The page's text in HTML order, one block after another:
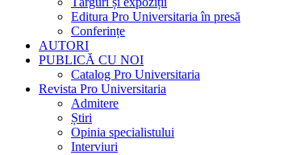
Editura Pro Universitaria în presă
Conferințe
AUTORI
PUBLICĂ CU NOI
Catalog Pro Universitaria
Revista Pro Universitaria
Admitere
Știri
Opinia specialistului
Interviuri